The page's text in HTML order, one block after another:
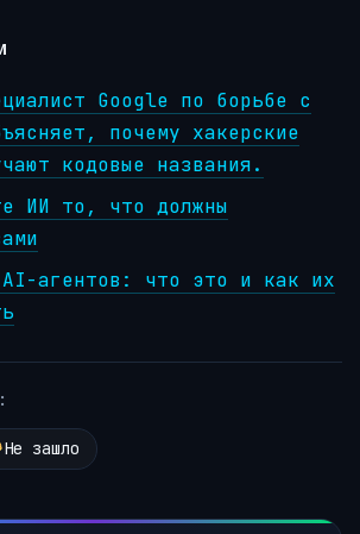
Google по борьбе с
почему хакерские
кодовые названия.
ИИ то, что должны
AI-агентов: что это и как их
Не зашло